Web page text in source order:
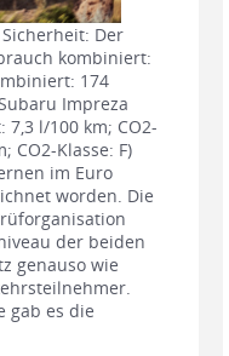
Der
kombiniert:
174
Impreza
l/100 km; CO2-
CO2-Klasse: F)
im Euro
worden. Die
der beiden
genauso wie
gab es die